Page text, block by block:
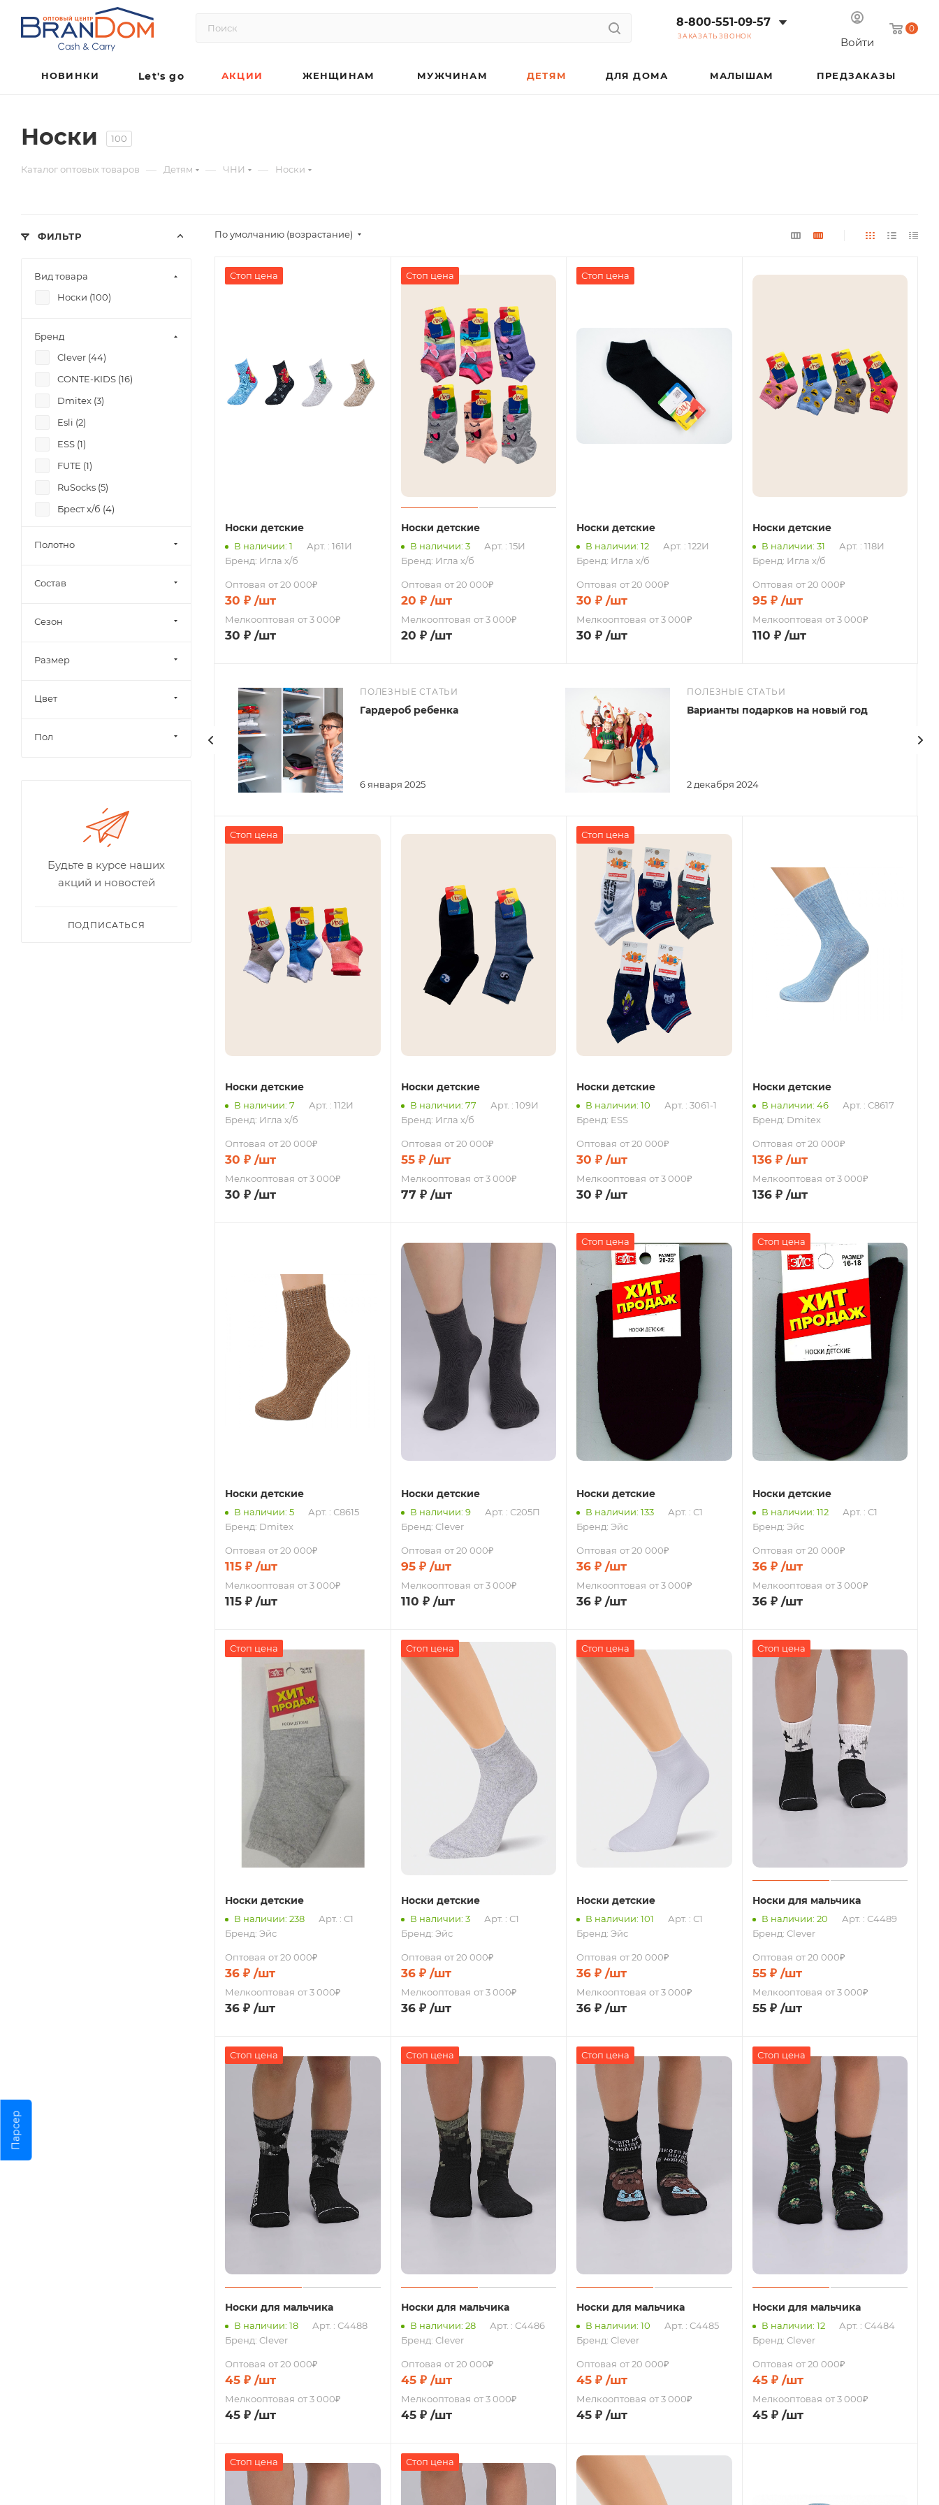
0
Войти
8-800-551-09-57
ЗАКАЗАТЬ ЗВОНОК
НОВИНКИ Let's go АКЦИИ ЖЕНЩИНАМ МУЖЧИНАМ ДЕТЯМ ДЛЯ ДОМА МАЛЫШАМ ПРЕДЗАКАЗЫ
Носки 100
Каталог оптовых товаров — Детям — ЧНИ — Носки
По умолчанию (возрастание)
Стоп цена
Носки детские
В наличии: 1
Арт. : 161И
Бренд: Игла х/б
Оптовая от 20 000₽
30 ₽ /шт
Мелкооптовая от 3 000₽
30 ₽ /шт
Стоп цена
Носки детские
В наличии: 3
Арт. : 15И
Бренд: Игла х/б
Оптовая от 20 000₽
20 ₽ /шт
Мелкооптовая от 3 000₽
20 ₽ /шт
Стоп цена
Носки детские
В наличии: 12
Арт. : 122И
Бренд: Игла х/б
Оптовая от 20 000₽
30 ₽ /шт
Мелкооптовая от 3 000₽
30 ₽ /шт
Носки детские
В наличии: 31
Арт. : 118И
Бренд: Игла х/б
Оптовая от 20 000₽
95₽ /шт
Мелкооптовая от 3 000₽
110 ₽ /шт
ПОЛЕЗНЫЕ СТАТЬИ
6 января 2025
Гардероб ребенка
ПОЛЕЗНЫЕ СТАТЬИ
2 декабря 2024
Варианты подарков на новый год
Стоп цена
Носки детские
В наличии: 7
Арт. : 112И
Бренд: Игла х/б
Оптовая от 20 000₽
30 ₽ /шт
Мелкооптовая от 3 000₽
30 ₽ /шт
Носки детские
В наличии: 77
Арт. : 109И
Бренд: Игла х/б
Оптовая от 20 000₽
55₽ /шт
Мелкооптовая от 3 000₽
77 ₽ /шт
Стоп цена
Носки детские
В наличии: 10
Арт. : 3061-1
Бренд: ESS
Оптовая от 20 000₽
30 ₽ /шт
Мелкооптовая от 3 000₽
30 ₽ /шт
Носки детские
В наличии: 46
Арт. : С8617
Бренд: Dmitex
Оптовая от 20 000₽
136₽ /шт
Мелкооптовая от 3 000₽
136₽ /шт
Носки детские
В наличии: 5
Арт. : С8615
Бренд: Dmitex
Оптовая от 20 000₽
115 ₽ /шт
Мелкооптовая от 3 000₽
115 ₽ /шт
Носки детские
В наличии: 9
Арт. : С205П
Бренд: Clever
Оптовая от 20 000₽
95₽ /шт
Мелкооптовая от 3 000₽
110 ₽ /шт
Стоп цена
Носки детские
В наличии: 133
Арт. : С1
Бренд: Эйс
Оптовая от 20 000₽
36 ₽ /шт
Мелкооптовая от 3 000₽
36 ₽ /шт
Стоп цена
Носки детские
В наличии: 112
Арт. : С1
Бренд: Эйс
Оптовая от 20 000₽
36₽ /шт
Мелкооптовая от 3 000₽
36₽ /шт
Стоп цена
Носки детские
В наличии: 238
Арт. : С1
Бренд: Эйс
Оптовая от 20 000₽
36 ₽ /шт
Мелкооптовая от 3 000₽
36 ₽ /шт
Стоп цена
Носки детские
В наличии: 3
Арт. : С1
Бренд: Эйс
Оптовая от 20 000₽
36₽ /шт
Мелкооптовая от 3 000₽
36₽ /шт
Стоп цена
Носки детские
В наличии: 101
Арт. : С1
Бренд: Эйс
Оптовая от 20 000₽
36 ₽ /шт
Мелкооптовая от 3 000₽
36 ₽ /шт
Стоп цена
Носки для мальчика
В наличии: 20
Арт. : С4489
Бренд: Clever
Оптовая от 20 000₽
55₽ /шт
Мелкооптовая от 3 000₽
55₽ /шт
Стоп цена
Носки для мальчика
В наличии: 18
Арт. : С4488
Бренд: Clever
Оптовая от 20 000₽
45 ₽ /шт
Мелкооптовая от 3 000₽
45 ₽ /шт
Стоп цена
Носки для мальчика
В наличии: 28
Арт. : С4486
Бренд: Clever
Оптовая от 20 000₽
45₽ /шт
Мелкооптовая от 3 000₽
45₽ /шт
Стоп цена
Носки для мальчика
В наличии: 10
Арт. : С4485
Бренд: Clever
Оптовая от 20 000₽
45 ₽ /шт
Мелкооптовая от 3 000₽
45 ₽ /шт
Стоп цена
Носки для мальчика
В наличии: 12
Арт. : С4484
Бренд: Clever
Оптовая от 20 000₽
45₽ /шт
Мелкооптовая от 3 000₽
45₽ /шт
Стоп цена Стоп цена
Парсер
ФИЛЬТР
Вид товара
Носки (100)
Бренд
Clever (44)
CONTE-KIDS (16)
Dmitex (3)
Esli (2)
ESS (1)
FUTE (1)
RuSocks (5)
Брест х/б (4)
Полотно
Состав
Сезон
Размер
Цвет
Пол
Будьте в курсе наших
акций и новостей
ПОДПИСАТЬСЯ